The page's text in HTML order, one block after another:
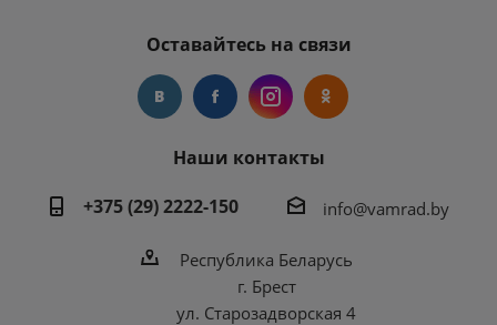
Оставайтесь на связи
Наши контакты
+375 (29) 2222-150
info@vamrad.by
Республика Беларусь
г. Брест
ул. Старозадворская 4